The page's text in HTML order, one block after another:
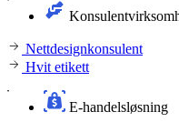
Nettdesignkonsulent
Hvit etikett
E-handelsløsning